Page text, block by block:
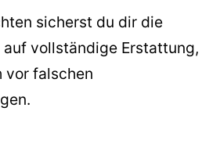
sicherst du dir die
auf vollständige Erstattung,
vor falschen